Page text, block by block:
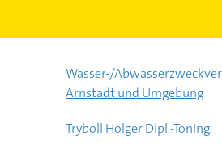
Wasser-/
Arnstadt und Umgebung
Tryboll Holger Dipl.-TonIng.